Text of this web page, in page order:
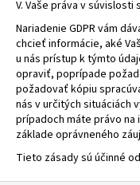
V. Vaše práva v
Nariadenie GDPR vám
chcieť informácie, aké
u nás prístup k týmto
opraviť, poprípade
požadovať kópiu
nás v určitých situáciách
prípadoch máte právo
základe oprávneného
Tieto zásady sú účinné od